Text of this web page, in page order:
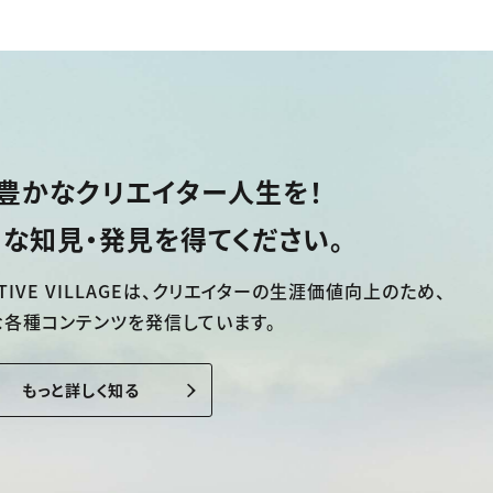
かなクリエイター人生を！
知見・発見を得てください。
VILLAGEは、 クリエイターの生涯価値向上のため、
種コンテンツを発信しています。
もっと詳しく知る